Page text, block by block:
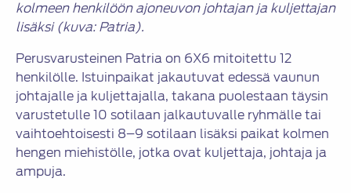
kolmeen henkilöön ajoneuvon johtajan ja kuljettajan
lisäksi (kuva: Patria).
Perusvarusteinen Patria on 6X6 mitoitettu 12
henkilölle. Istuinpaikat jakautuvat edessä vaunun
johtajalle ja kuljettajalla, takana puolestaan täysin
varustetulle 10 sotilaan jalkautuvalle ryhmälle tai
vaihtoehtoisesti 8–9 sotilaan lisäksi paikat kolmen
hengen miehistölle, jotka ovat kuljettaja, johtaja ja
ampuja.